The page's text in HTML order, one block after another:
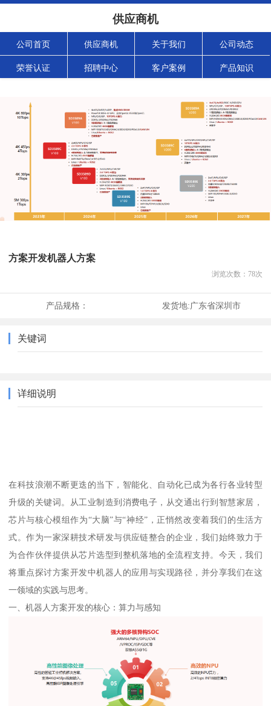
供应商机
公司首页 供应商机 关于我们 公司动态
荣誉认证 招聘中心 客户案例 产品知识
方案开发机器人方案
浏览次数： 78次
产品规格： 发货地:广东省深圳市
关键词
详细说明
在科技浪潮不断更迭的当下，智能化、自动化已成为各行各业转型
升级的关键词。从工业制造到消费电子，从交通出行到智慧家居，
芯片与核心模组作为“大脑”与“神经”，正悄然改变着我们的生活方
式。作为一家深耕技术研发与供应链整合的企业，我们始终致力于
为合作伙伴提供从芯片选型到整机落地的全流程支持。今天，我们
将重点探讨方案开发中机器人的应用与实现路径，并分享我们在这
一领域的实践与思考。
一、机器人方案开发的核心：算力与感知